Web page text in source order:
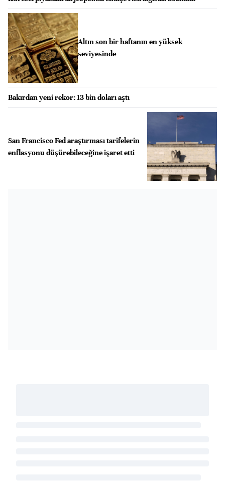
Altın son bir haftanın en yüksek
seviyesinde
Bakırdan yeni rekor: 13 bin doları aştı
San Francisco Fed araştırması tarifelerin
enflasyonu düşürebileceğine işaret etti